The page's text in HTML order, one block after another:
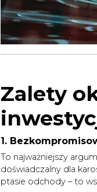
Zalety
1.
To najważniejszy
doświadczalny dla
ptasie odchody – to